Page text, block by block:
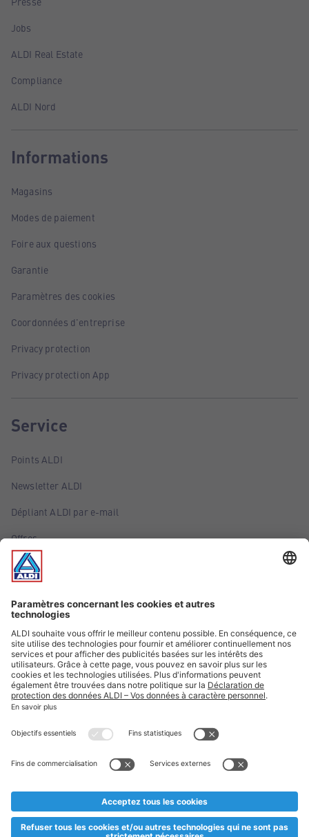
Jobs
ALDI Real Estate
Compliance
ALDI Nord
Informations
Magasins
Modes de paiement
Foire aux questions
Garantie
Paramètres des cookies
Coordonnées d'entreprise
Privacy protection
Privacy protection App
Service
Points ALDI
Newsletter ALDI
Dépliant ALDI par e-mail
Offres
Infos essentielles
Suivez ALDI Luxembourg
Textes marqués d'un astérisque et mentions légales
esoulaang bis de Stock eidel ass. Mir soen Iech Merci fir Äert
Planifikatioun ausverkaaft sollte sinn. De VALORLUX-Präis an
** Op dësem Site huet d'Benotze vun der männlecher Form eng
besser Liesbarkeet am Sënn an huet keng diskriminéierend